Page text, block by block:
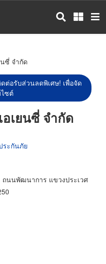
ซี่ จำกัด
ต่อรับส่วนลดพิเศษ! เพื่อจัด
ซต์
เยนซี่ จำกัด
ระกันภัย
ถนนพัฒนาการ แขวงประเวศ